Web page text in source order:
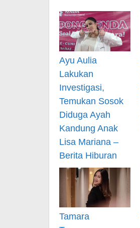
Ayu Aulia
Lakukan
Investigasi,
Temukan Sosok
Diduga Ayah
Kandung Anak
Lisa Mariana –
Berita Hiburan
Tamara